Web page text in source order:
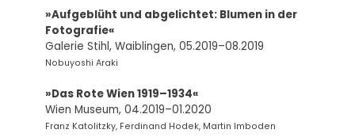
»Aufgeblüht und abgelichtet: Blumen in der
Fotografie«
Galerie Stihl, Waiblingen, 05.2019–08.2019
Nobuyoshi Araki
»Das Rote Wien 1919–1934«
Wien Museum, 04.2019–01.2020
Franz Katolitzky, Ferdinand Hodek, Martin Imboden